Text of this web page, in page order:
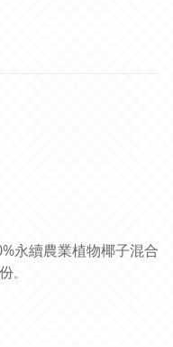
永續農業植物椰子混合
。